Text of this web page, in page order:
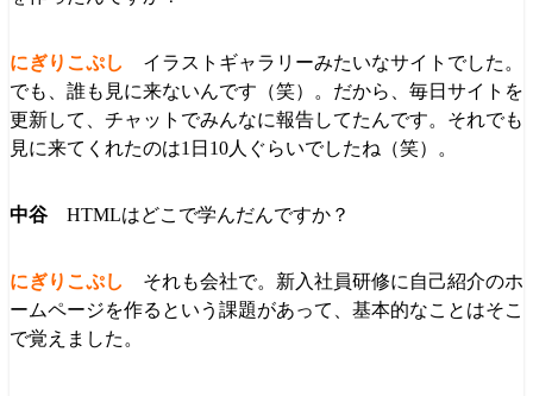
イラストギャラリーみたいなサイトでした。
でも、誰も見に来ないんです（笑）。だから、毎日サイトを
更新して、チャットでみんなに報告してたんです。それでも
見に来てくれたのは1日10人ぐらいでしたね（笑）。
HTMLはどこで学んだんですか？
それも会社で。新入社員研修に自己紹介のホ
ームページを作るという課題があって、基本的なことはそこ
で覚えました。